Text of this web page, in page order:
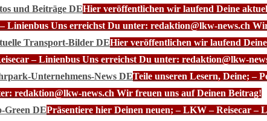
und Beiträge DEHier veröffentlichen wir laufend Deine
Linienbus Uns erreichst Du unter: redaktion@lkw-news.ch
Transport-Bilder DEHier veröffentlichen wir laufend
– Linienbus Uns erreichst Du unter: redaktion@lkw-
Unternehmens-News DETeile unseren Lesern, Deine; –
redaktion@lkw-news.ch Wir freuen uns auf Deinen Beitrag!
Green DEPräsentiere hier Deinen neuen; – LKW – Reisecar –